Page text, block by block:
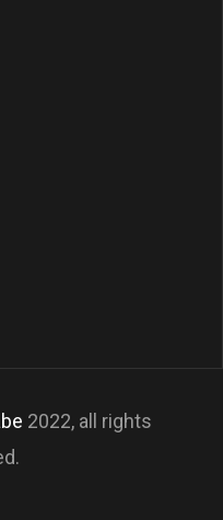
2022, all rights